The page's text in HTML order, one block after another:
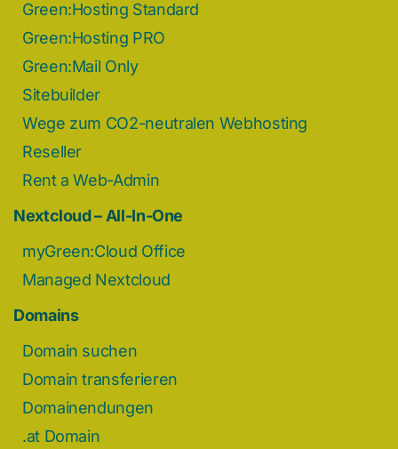
Green:Hosting Standard
Green:Hosting PRO
Green:Mail Only
Sitebuilder
Wege zum CO2-neutralen Webhosting
Reseller
Rent a Web-Admin
Nextcloud – All-In-One
myGreen:Cloud Office
Managed Nextcloud
Domains
Domain suchen
Domain transferieren
Domainendungen
.at Domain